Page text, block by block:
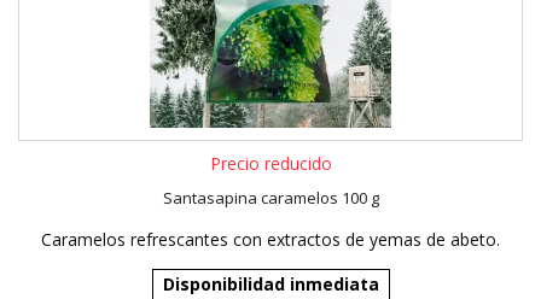
Precio reducido
Santasapina caramelos 100 g
Caramelos refrescantes con extractos de yemas de abeto.
Disponibilidad inmediata